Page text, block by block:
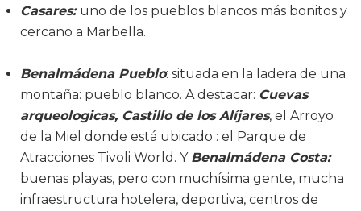
Casares: uno de los pueblos blancos más bonitos y
cercano a Marbella.
Benalmádena Pueblo: situada en la ladera de una
montaña: pueblo blanco. A destacar: Cuevas
arqueologicas, Castillo de los Alíjares, el Arroyo
de la Miel donde está ubicado : el Parque de
Atracciones Tivoli World. Y Benalmádena Costa:
buenas playas, pero con muchísima gente, mucha
infraestructura hotelera, deportiva, centros de